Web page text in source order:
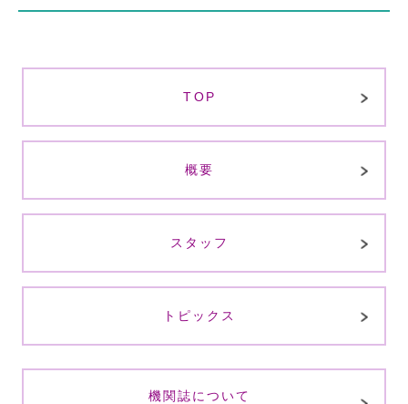
TOP
概要
スタッフ
トピックス
機関誌について